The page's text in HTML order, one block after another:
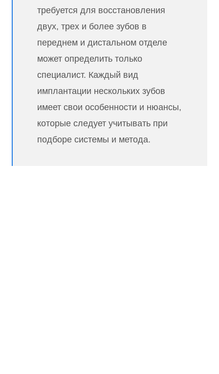
требуется для восстановления
двух, трех и более зубов в
переднем и дистальном отделе
может определить только
специалист. Каждый вид
имплантации нескольких зубов
имеет свои особенности и нюансы,
которые следует учитывать при
подборе системы и метода.